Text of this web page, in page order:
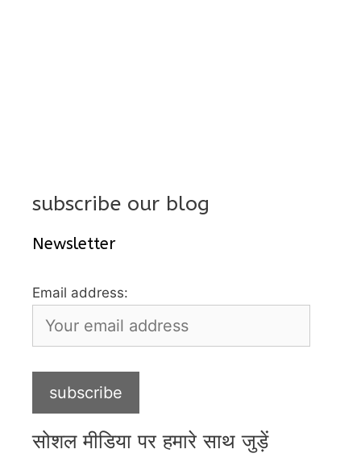
subscribe our blog
Newsletter
Email address:
सोशल मीडिया पर हमारे साथ जुड़ें